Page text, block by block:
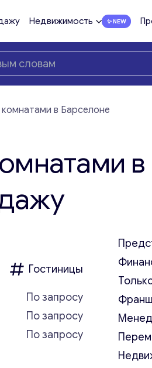
Недвижимость
в Барселоне
в
Гостиницы
По запросу
По запросу
По запросу